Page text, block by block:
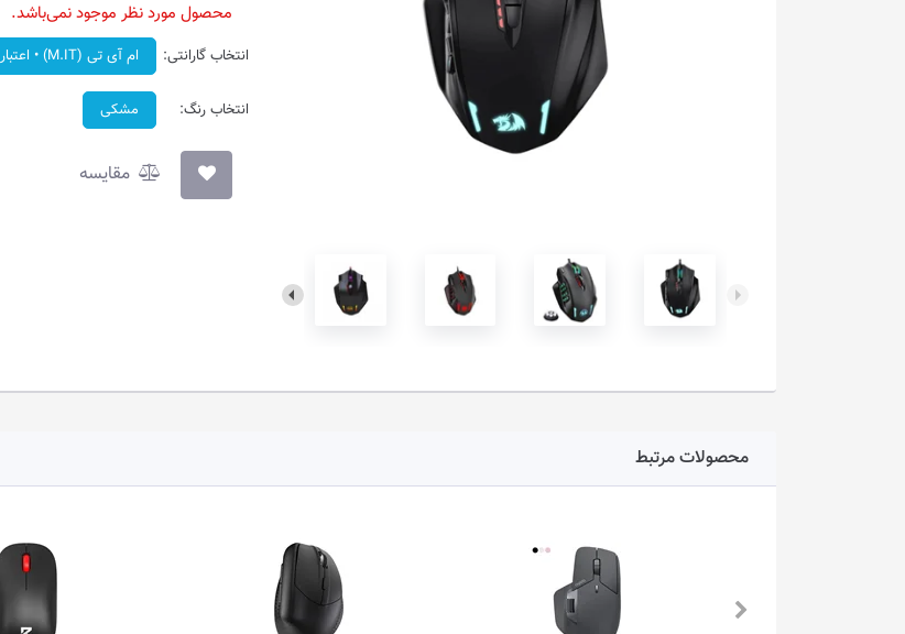
محصول مورد نظر موجود نمی‌باشد.
انتخاب گارانتی: ام آی تی (M.IT) • اعتبار تا ۱۴۰۶/۰۴/۱۰
انتخاب رنگ: مشکی
مقایسه
محصولات مرتبط